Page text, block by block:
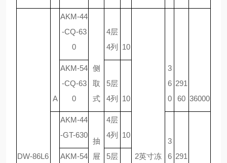
DW-86L6
A
AKM-44
-CQ-63
0
侧
取
式
4层
4列
10
2英寸冻
3
6
0
291
60 36000
AKM-54
-CQ-63
0
5层
4列
10
AKM-44
-GT-630
抽
屉
4层
4列
10
3
6 291
AKM-54
5层